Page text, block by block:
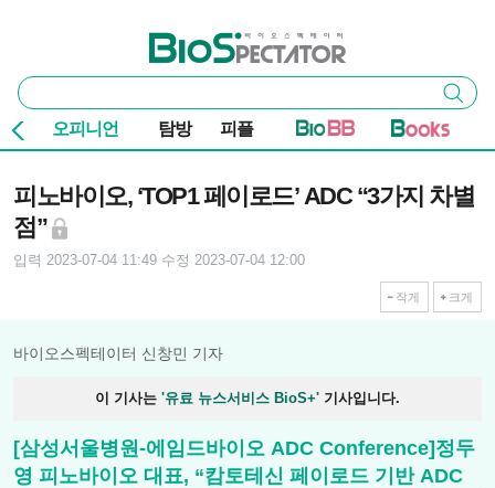
바이오스펙테이터
통
합
검
색
검색
오피니언 탐방 피플
피노바이오, ‘TOP1 페이로드’ ADC “3가지 차별
점”
입력 2023-07-04 11:49 수정 2023-07-04 12:00
작게 크게
바이오스펙테이터 신창민 기자
이 기사는 '유료 뉴스서비스 BioS+' 기사입니다.
[삼성서울병원-에임드바이오 ADC Conference]정두
영 피노바이오 대표, “캄토테신 페이로드 기반 ADC